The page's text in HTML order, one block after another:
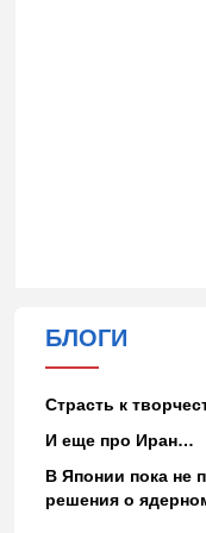
БЛОГИ
Страсть к
И еще про Иран…
В Японии пока не
решения о